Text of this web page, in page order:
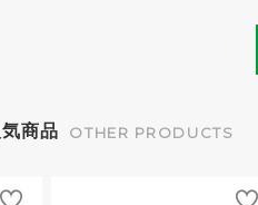
商品 OTHER PRODUCTS